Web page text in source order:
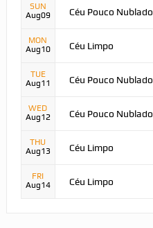
SUN
Aug09
Céu Pouco Nublado
MON
Aug10
Céu Limpo
TUE
Aug11
Céu Pouco Nublado
WED
Aug12
Céu Pouco Nublado
THU
Aug13
Céu Limpo
FRI
Aug14
Céu Limpo